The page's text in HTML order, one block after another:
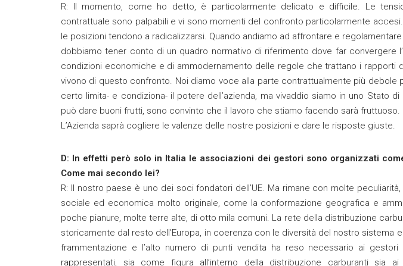
R: Il momento, come ho detto, è particolarmente delicato e difficile. Le
contrattuale sono palpabili e vi sono momenti del confronto particolarmente
le posizioni tendono a radicalizzarsi. Quando andiamo ad affrontare e
dobbiamo tener conto di un quadro normativo di riferimento dove far convergere
condizioni economiche e di ammodernamento delle regole che trattano i rapporti
vivono di questo confronto. Noi diamo voce alla parte contrattualmente più debole
certo limita- e condiziona- il potere dell’azienda, ma vivaddio siamo in uno Stato
può dare buoni frutti, sono convinto che il lavoro che stiamo facendo sarà fruttuoso.
L’Azienda saprà cogliere le valenze delle nostre posizioni e dare le risposte giuste.
D: In effetti però solo in Italia le associazioni dei gestori sono organizzati
Come mai secondo lei?
R: Il nostro paese è uno dei soci fondatori dell’UE. Ma rimane con molte
sociale ed economica molto originale, come la conformazione geografica e
poche pianure, molte terre alte, di otto mila comuni. La rete della distribuzione
storicamente dal resto dell’Europa, in coerenza con le diversità del nostro sistema
frammentazione e l’alto numero di punti vendita ha reso necessario ai
rappresentati, sia come figura all’interno della distribuzione carburanti sia